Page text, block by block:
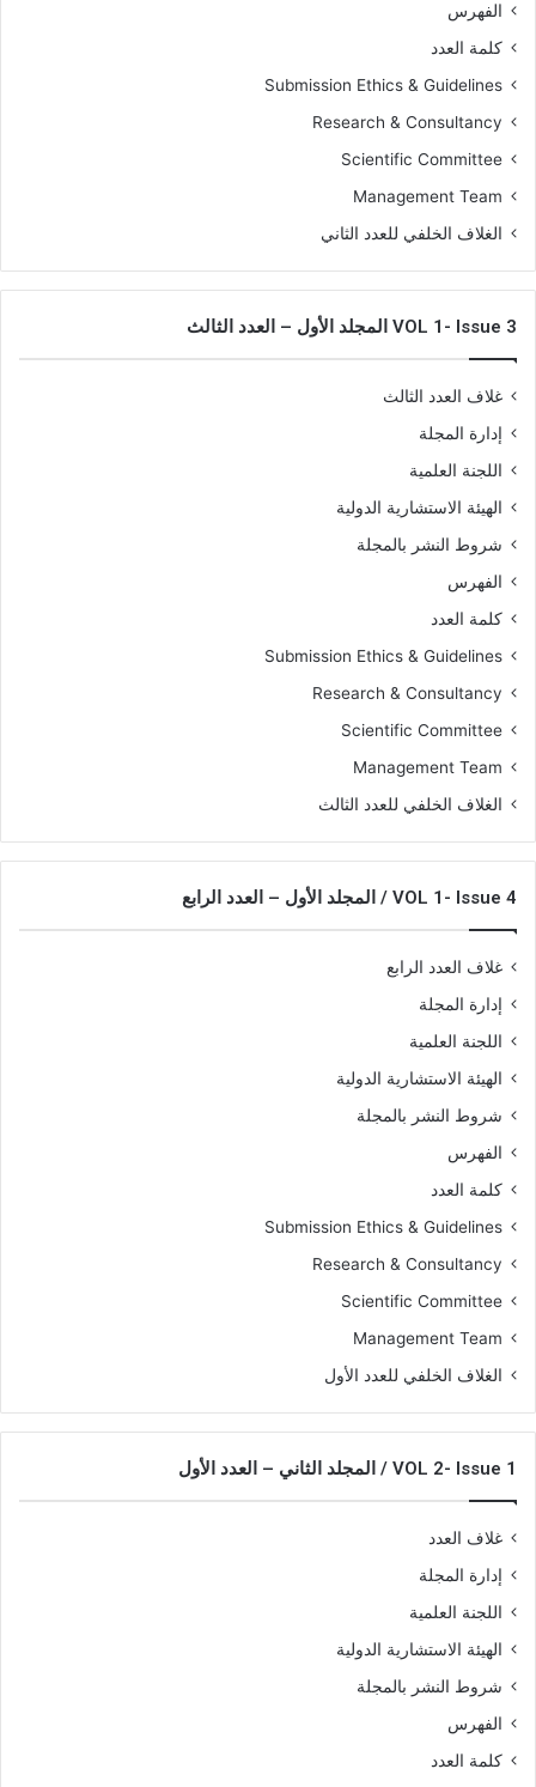
الفهرس
كلمة العدد
Submission Ethics & Guidelines
Research & Consultancy
Scientific Committee
Management Team
الغلاف الخلفي للعدد الثاني
VOL 1- Issue 3 المجلد الأول – العدد الثالث
غلاف العدد الثالث
إدارة المجلة
اللجنة العلمية
الهيئة الاستشارية الدولية
شروط النشر بالمجلة
الفهرس
كلمة العدد
Submission Ethics & Guidelines
Research & Consultancy
Scientific Committee
Management Team
الغلاف الخلفي للعدد الثالث
VOL 1- Issue 4 / المجلد الأول – العدد الرابع
غلاف العدد الرابع
إدارة المجلة
اللجنة العلمية
الهيئة الاستشارية الدولية
شروط النشر بالمجلة
الفهرس
كلمة العدد
Submission Ethics & Guidelines
Research & Consultancy
Scientific Committee
Management Team
الغلاف الخلفي للعدد الأول
VOL 2- Issue 1 / المجلد الثاني – العدد الأول
غلاف العدد
إدارة المجلة
اللجنة العلمية
الهيئة الاستشارية الدولية
شروط النشر بالمجلة
الفهرس
كلمة العدد